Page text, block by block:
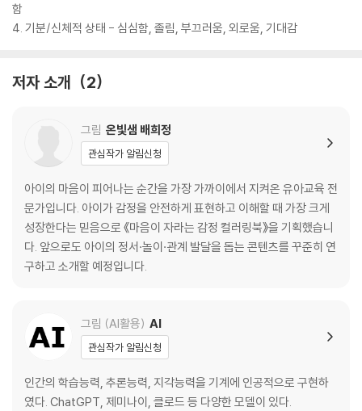
함
4. 기분/신체적 상태 - 심심함, 졸림, 부끄러움, 외로움, 기대감
저자 소개 2
그림 온빛샘 배희정
관심작가 알림신청
아이의 마음이 피어나는 순간을 가장 가까이에서 지켜온 유아교육 전
문가입니다. 아이가 감정을 안전하게 표현하고 이해할 때 가장 크게
성장한다는 믿음으로 《마음이 자라는 감정 컬러링북》을 기획했습니
다. 앞으로도 아이의 정서·놀이·관계 발달을 돕는 콘텐츠를 꾸준히 연
구하고 소개할 예정입니다.
그림 (AI활용) AI
관심작가 알림신청
인간의 학습능력, 추론능력, 지각능력을 기계에 인공적으로 구현하
였다. ChatGPT, 제미나이, 클로드 등 다양한 모델이 있다.